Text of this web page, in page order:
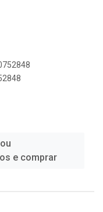
e comprar